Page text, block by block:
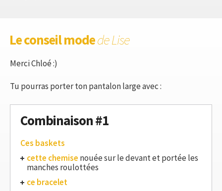
Le conseil modede Lise
Merci Chloé :)
Tu pourras porter ton pantalon large avec :
Combinaison #1
Ces baskets
cette chemise nouée sur le devant et portée les
manches roulottées
ce bracelet